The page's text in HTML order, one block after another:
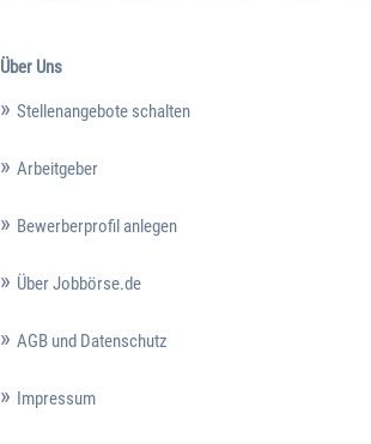
Über Uns
Stellenangebote schalten
Arbeitgeber
Bewerberprofil anlegen
Über Jobbörse.de
AGB und Datenschutz
Impressum